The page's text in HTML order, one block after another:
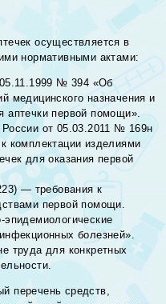
осуществляется в
нормативными актами:
№ 394 «Об
медицинского назначения и
аптечки первой помощи».
России от 05.03.2011 № 169н
комплектации изделиями
для оказания первой
— требования к
первой помощи.
болезней».
труда для конкретных
перечень средств,